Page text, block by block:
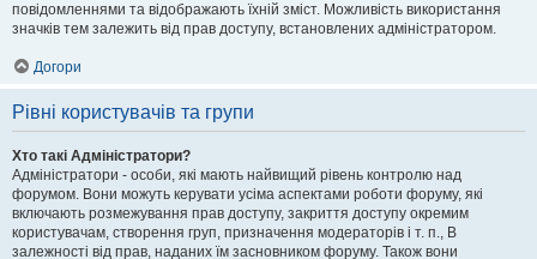
повідомленнями та відображають їхній зміст. Можливість використання
значків тем залежить від прав доступу, встановлених адміністратором.
Догори
Рівні користувачів та групи
Хто такі Адміністратори?
Адміністратори - особи, які мають найвищий рівень контролю над
форумом. Вони можуть керувати усіма аспектами роботи форуму, які
включають розмежування прав доступу, закриття доступу окремим
користувачам, створення груп, призначення модераторів і т. п., В
залежності від прав, наданих їм засновником форуму. Також вони